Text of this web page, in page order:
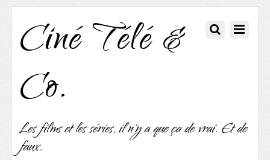
Ciné Télé &
Co.
Les films et les séries, il n'y a que ça de vrai. Et de
faux.